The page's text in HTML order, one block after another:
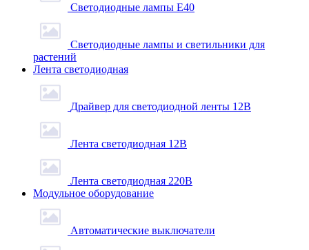
Светодиодные лампы Е40
Светодиодные лампы и светильники для
растений
Лента светодиодная
Драйвер для светодиодной ленты 12В
Лента светодиодная 12В
Лента светодиодная 220В
Модульное оборудование
Автоматические выключатели